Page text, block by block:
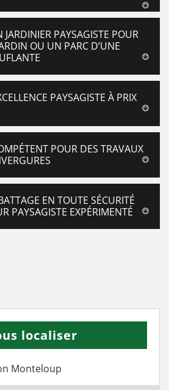
PAYSAGISTE POUR
OU UN PARC D’UNE
PAYSAGISTE À PRIX
POUR DES TRAVAUX
EN TOUTE SÉCURITÉ
PAYSAGISTE EXPÉRIMENTÉ
localiser
Monteloup